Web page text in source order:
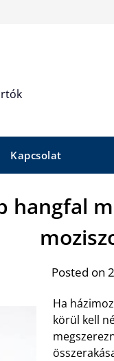
Kapcsolat
hangfal
Posted on
Ha
körül kell